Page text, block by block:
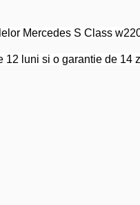
Mercedes S Class
luni si o garantie de 14